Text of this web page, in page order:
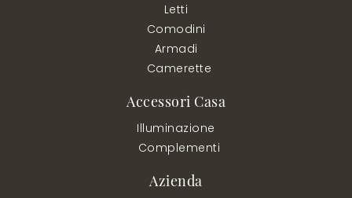
Letti
Comodini
Armadi
Camerette
Accessori Casa
Illuminazione
Complementi
Azienda